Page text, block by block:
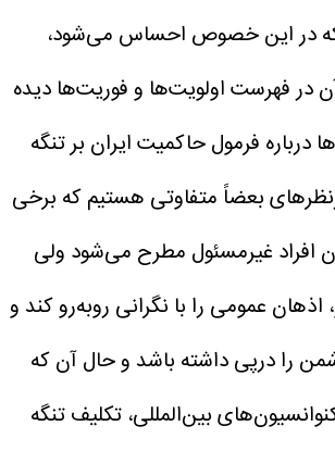
در این خصوص احساس می‌شود،
در فهرست اولویت‌ها و فوریت‌ها دیده
درباره فرمول حاکمیت ایران بر تنگه
بعضاً متفاوتی هستیم که برخی
افراد غیرمسئول مطرح می‌شود ولی
عمومی را با نگرانی روبه‌رو کند و
را درپی داشته باشد و حال آن که
بین‌المللی، تکلیف تنگه